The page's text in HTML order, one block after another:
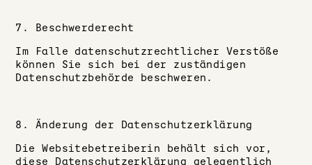
7. Beschwerderecht
Im Falle datenschutzrechtlicher Verstöße
können Sie sich bei der zuständigen
Datenschutzbehörde beschweren.
8. Änderung der Datenschutzerklärung
Die Websitebetreiberin behält sich vor,
diese Datenschutzerklärung gelegentlich